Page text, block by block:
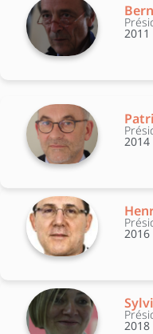
2011
2014
2016
2018